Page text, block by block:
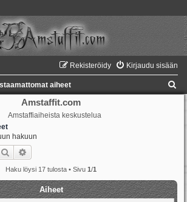
Kirjaudu sisään
Rekisteröidy
aiheet
Amstaffit.com
Amstaffiaiheista keskustelua
hakuun
Etsi
Haku löysi 17 tulosta • Sivu 1/1
Aiheet